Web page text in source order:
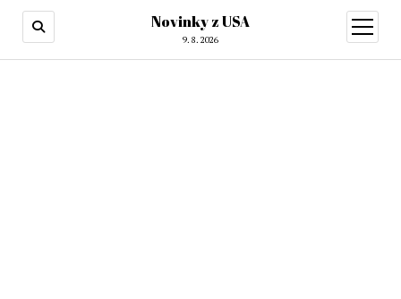
Novinky z USA
9. 8. 2026
otevřít
menu